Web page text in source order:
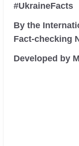
#UkraineFacts
By the
Fact-checking
Developed by